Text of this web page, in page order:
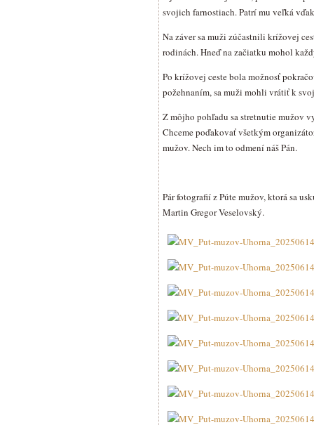
svojich farnostiach. Patrí mu veľká
Na záver sa muži zúčastnili krížovej
rodinách. Hneď na začiatku mohol
Po krížovej ceste bola možnosť
požehnaním, sa muži mohli vrátiť k
Z môjho pohľadu sa stretnutie mužov
Chceme poďakovať všetkým
mužov. Nech im to odmení náš Pán.
Pár fotografií z Púte mužov, ktorá sa
Martin Gregor Veselovský.